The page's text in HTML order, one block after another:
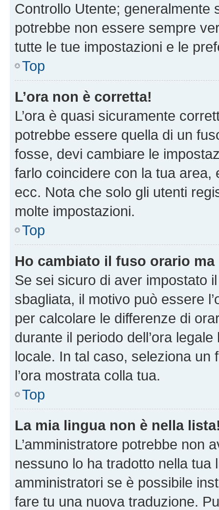
Controllo Utente; generalmente
potrebbe non essere sempre
tutte le tue impostazioni e le
Top
L’ora non è corretta!
L’ora è quasi sicuramente
potrebbe essere quella di un
fosse, devi cambiare le
farlo coincidere con la tua area,
ecc. Nota che solo gli utenti
molte impostazioni.
Top
Ho cambiato il fuso orario ma
Se sei sicuro di aver impostato
sbagliata, il motivo può essere
per calcolare le differenze di
durante il periodo dell’ora
locale. In tal caso, seleziona
l’ora mostrata colla tua.
Top
La mia lingua non è nella
L’amministratore potrebbe non
nessuno lo ha tradotto nella tua
amministratori se è possibile
fare tu una nuova traduzione.